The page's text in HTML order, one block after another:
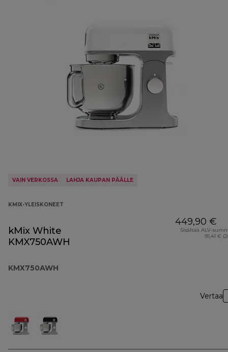
VAIN VERKOSSA LAHJA KAUPAN PÄÄLLE
KMIX-YLEISKONEET
kMix White
KMX750AWH
KMX750AWH
449,90 €
Sisältää ALV-
91,41 €
Vertaa